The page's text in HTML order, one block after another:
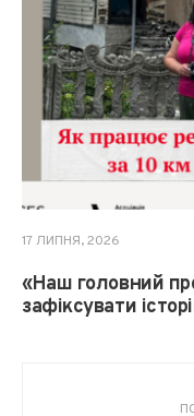
17 ЛИПНЯ, 2026
«Наш головний
зафіксувати